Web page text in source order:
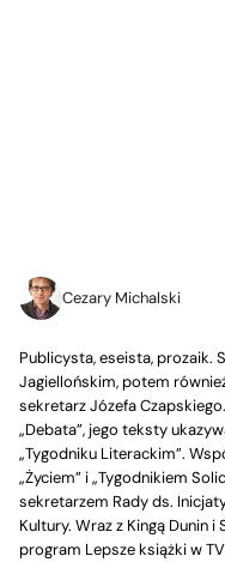
Cezary Michalski
Publicysta, eseista, prozaik.
Jagiellońskim, potem
sekretarz Józefa
„Debata”, jego teksty
„Tygodniku Literackim”.
„Życiem” i „Tygodnikiem
sekretarzem Rady ds.
Kultury. Wraz z Kingą Dunin
program Lepsze książki w